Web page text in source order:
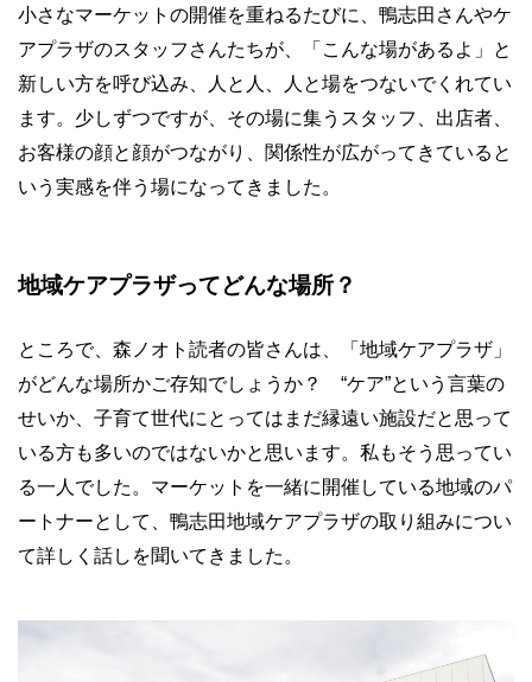
小さなマーケットの開催を重ねるたびに、鴨志田さんやケ
アプラザのスタッフさんたちが、「こんな場があるよ」と
新しい方を呼び込み、人と人、人と場をつないでくれてい
ます。少しずつですが、その場に集うスタッフ、出店者、
お客様の顔と顔がつながり、関係性が広がってきていると
いう実感を伴う場になってきました。
地域ケアプラザってどんな場所？
ところで、森ノオト読者の皆さんは、「地域ケアプラザ」
がどんな場所かご存知でしょうか？ “ケア”という言葉の
せいか、子育て世代にとってはまだ縁遠い施設だと思って
いる方も多いのではないかと思います。私もそう思ってい
る一人でした。マーケットを一緒に開催している地域のパ
ートナーとして、鴨志田地域ケアプラザの取り組みについ
て詳しく話しを聞いてきました。